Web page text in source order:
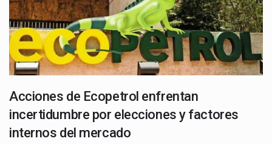
Acciones de Ecopetrol enfrentan
incertidumbre por elecciones y factores
internos del mercado